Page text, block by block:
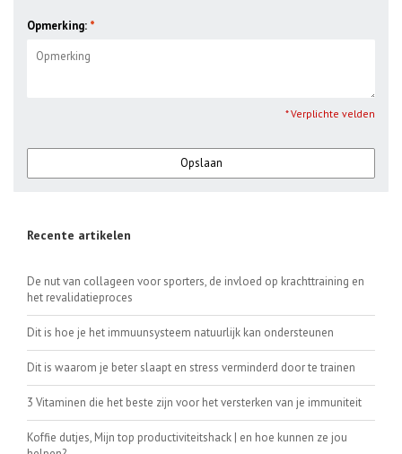
Opmerking: *
* Verplichte velden
Opslaan
Recente artikelen
De nut van collageen voor sporters, de invloed op krachttraining en
het revalidatieproces
Dit is hoe je het immuunsysteem natuurlijk kan ondersteunen
Dit is waarom je beter slaapt en stress verminderd door te trainen
3 Vitaminen die het beste zijn voor het versterken van je immuniteit
Koffie dutjes, Mijn top productiviteitshack | en hoe kunnen ze jou